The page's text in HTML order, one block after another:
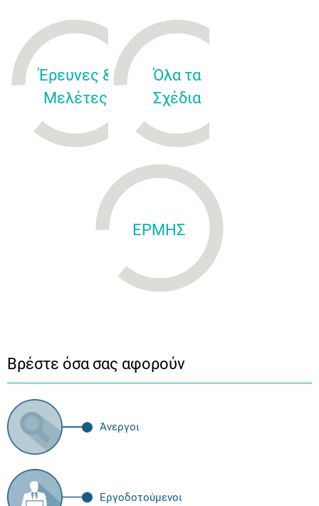
Έρευνες &
Μελέτες
Όλα τα
Σχέδια
ΕΡΜΗΣ
Βρέστε όσα σας αφορούν
Άνεργοι
Εργοδοτούμενοι